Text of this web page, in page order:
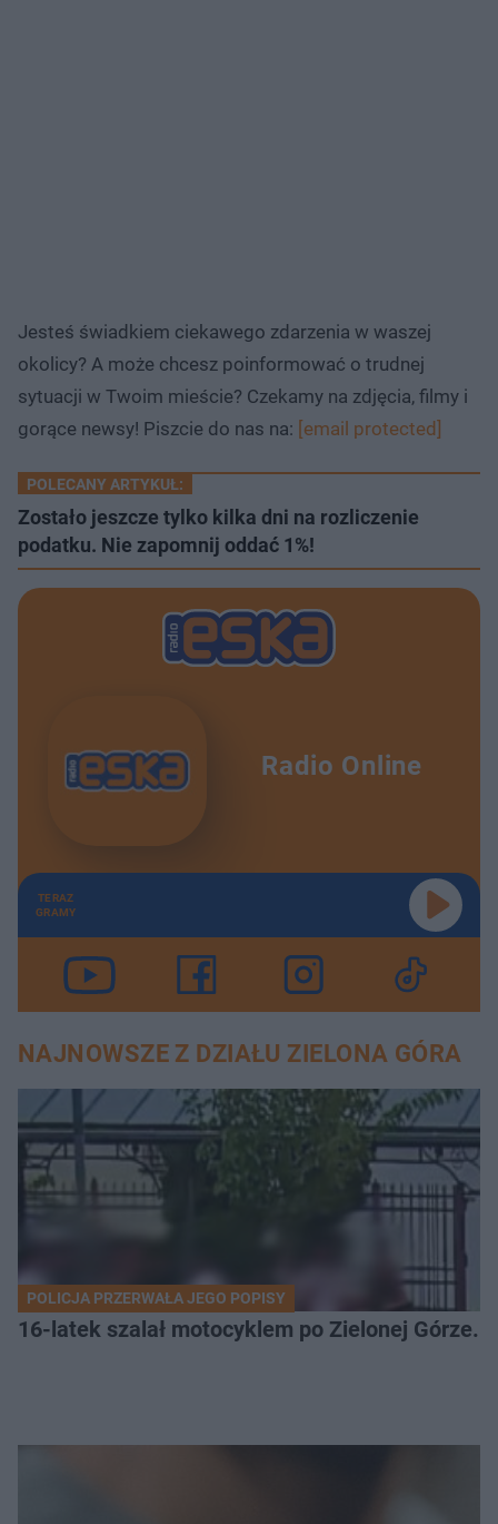
Jesteś świadkiem ciekawego zdarzenia w waszej
okolicy? A może chcesz poinformować o trudnej
sytuacji w Twoim mieście? Czekamy na zdjęcia, filmy i
gorące newsy! Piszcie do nas na: [email protected]
POLECANY ARTYKUŁ:
Zostało jeszcze tylko kilka dni na rozliczenie
podatku. Nie zapomnij oddać 1%!
Radio Online
TERAZ
GRAMY
NAJNOWSZE Z DZIAŁU ZIELONA GÓRA
POLICJA PRZERWAŁA JEGO POPISY
16-latek szalał motocyklem po Zielonej Górze.